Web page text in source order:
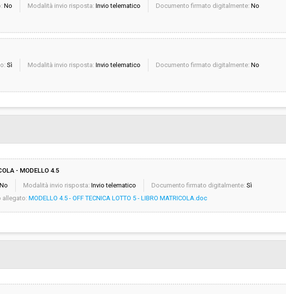
No Modalità invio risposta: Invio telematico Documento firmato digitalmente: No
Sì Modalità invio risposta: Invio telematico Documento firmato digitalmente: No
- MODELLO 4.5
No Modalità invio risposta: Invio telematico Documento firmato digitalmente: Sì
allegato: MODELLO 4.5 - OFF TECNICA LOTTO 5 - LIBRO MATRICOLA.doc